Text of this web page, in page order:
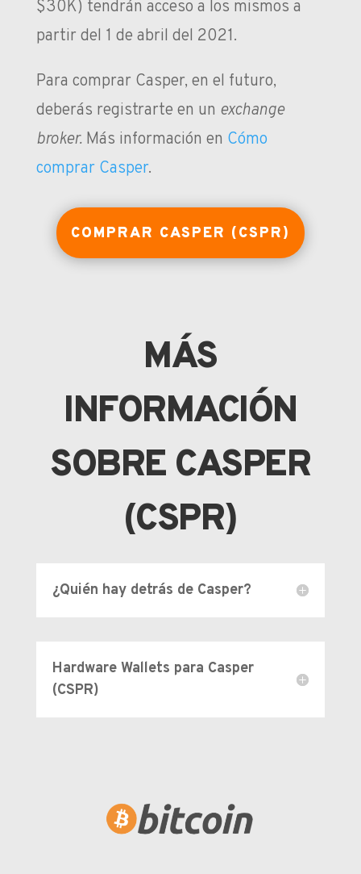
$30K) tendrán acceso a los mismos a
partir del 1 de abril del 2021.
Para comprar Casper, en el futuro,
deberás registrarte en un exchange
broker.Más información en Cómo
comprar Casper.
COMPRAR CASPER (CSPR)
MÁS
INFORMACIÓN
SOBRE CASPER
(CSPR)
¿Quién hay detrás de Casper?
Hardware Wallets para Casper
(CSPR)